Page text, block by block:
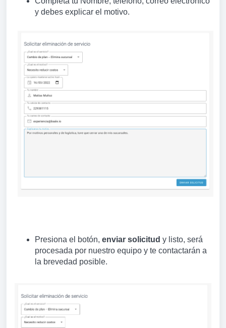
y debes explicar el motivo.
Presiona el botón, enviar solicitud y listo, será
procesada por nuestro equipo y te contactarán a
la brevedad posible.